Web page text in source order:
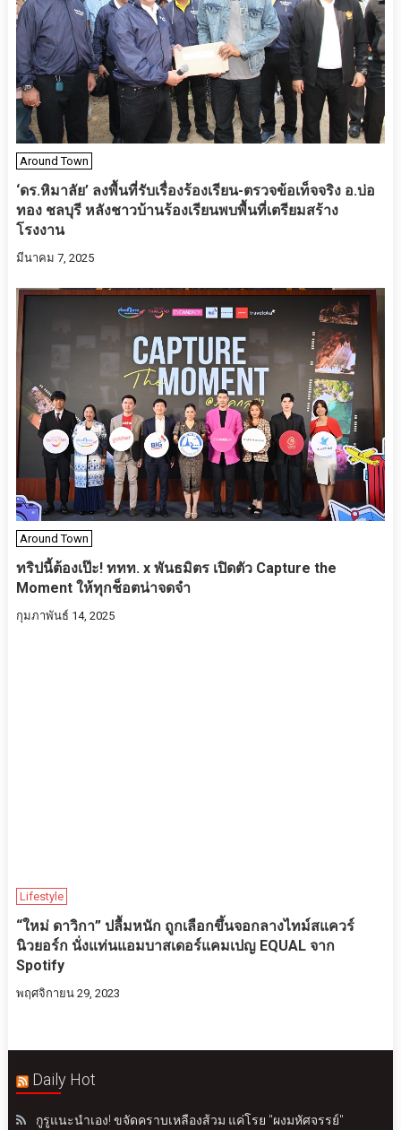
Around Town
‘ดร.หิมาลัย’ ลงพื้นที่รับเรื่องร้องเรียน-ตรวจข้อเท็จจริง อ.บ่อ
ทอง ชลบุรี หลังชาวบ้านร้องเรียนพบพื้นที่เตรียมสร้าง
โรงงาน
มีนาคม 7, 2025
Around Town
ทริปนี้ต้องเป๊ะ! ททท. x พันธมิตร เปิดตัว Capture the
Moment ให้ทุกช็อตน่าจดจำ
กุมภาพันธ์ 14, 2025
Lifestyle
“ใหม่ ดาวิกา” ปลื้มหนัก ถูกเลือกขึ้นจอกลางไทม์สแควร์
นิวยอร์ก นั่งแท่นแอมบาสเดอร์แคมเปญ EQUAL จาก
Spotify
พฤศจิกายน 29, 2023
Daily Hot
กูรูแนะนำเอง! ขจัดคราบเหลืองส้วม แค่โรย "ผงมหัศจรรย์"